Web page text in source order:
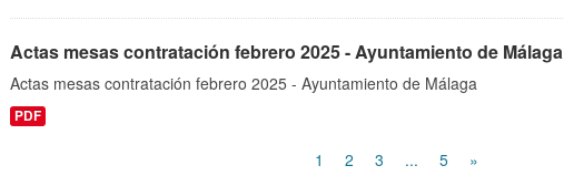
Actas mesas contratación febrero 2025 - Ayuntamiento de Málaga
Actas mesas contratación febrero 2025 - Ayuntamiento de Málaga
PDF
1 2 3 ... 5 »